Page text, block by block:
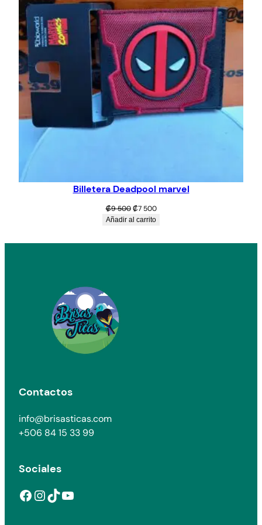
Billetera Deadpool marvel
₡9 500 El
precio
₡7 500El
precio
Añadir al carrito
Contactos
info@brisasticas.com
+506 84 15 33 99
Sociales
Facebook InstagramTikTok YouTube